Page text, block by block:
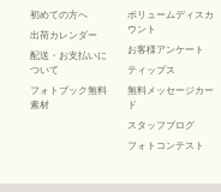
初めての方へ
出荷カレンダー
配送・お支払いに
ついて
フォトブック無料
素材
ボリュームディスカ
ウント
お客様アンケート
ティップス
無料メッセージカー
ド
スタッフブログ
フォトコンテスト